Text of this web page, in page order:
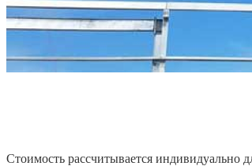
Стоимость рассчитывается индивидуально